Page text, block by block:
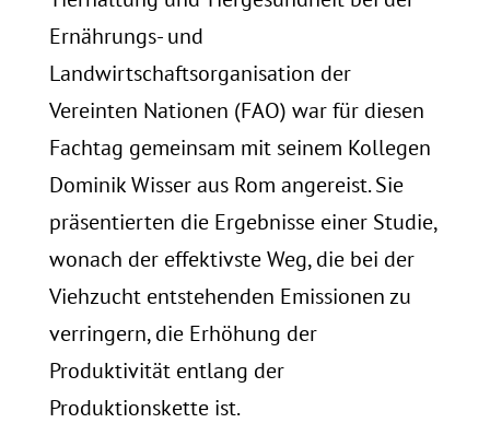
Ernährungs- und
Landwirtschaftsorganisation der
Vereinten Nationen (FAO) war für diesen
Fachtag gemeinsam mit seinem Kollegen
Dominik Wisser aus Rom angereist. Sie
präsentierten die Ergebnisse einer Studie,
wonach der effektivste Weg, die bei der
Viehzucht entstehenden Emissionen zu
verringern, die Erhöhung der
Produktivität entlang der
Produktionskette ist.